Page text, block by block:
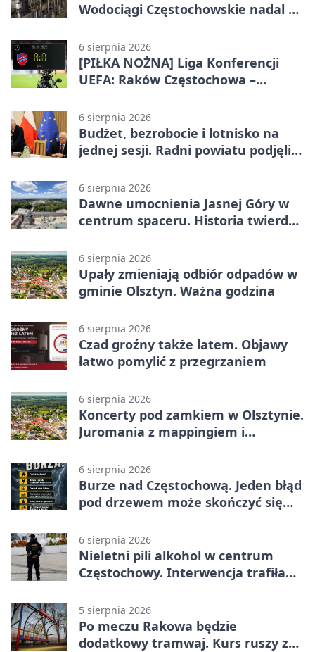
Wodociągi Częstochowskie nadal w
6 sierpnia 2026
[PIŁKA NOŻNA] Liga Konferencji
UEFA: Raków Częstochowa –
meczu III rundy eliminacji
6 sierpnia 2026
Budżet, bezrobocie i lotnisko na
jednej sesji. Radni powiatu podjęli
6 sierpnia 2026
Dawne umocnienia Jasnej Góry w
centrum spaceru. Historia twierdzy
6 sierpnia 2026
Upały zmieniają odbiór odpadów w
gminie Olsztyn. Ważna godzina
6 sierpnia 2026
Czad groźny także latem. Objawy
łatwo pomylić z przegrzaniem
6 sierpnia 2026
Koncerty pod zamkiem w Olsztynie.
Juromania z mappingiem i
6 sierpnia 2026
Burze nad Częstochową. Jeden błąd
pod drzewem może skończyć się
6 sierpnia 2026
Nieletni pili alkohol w centrum
Częstochowy. Interwencja trafiła
5 sierpnia 2026
Po meczu Rakowa będzie
dodatkowy tramwaj. Kurs ruszy ze